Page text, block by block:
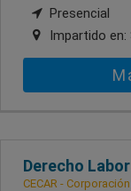
Presencial
Impartido en:
Derecho
CECAR -